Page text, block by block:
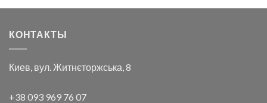
КОНТАКТЫ
Киев, вул. Житнєторжська, 8
+38 093 969 76 07